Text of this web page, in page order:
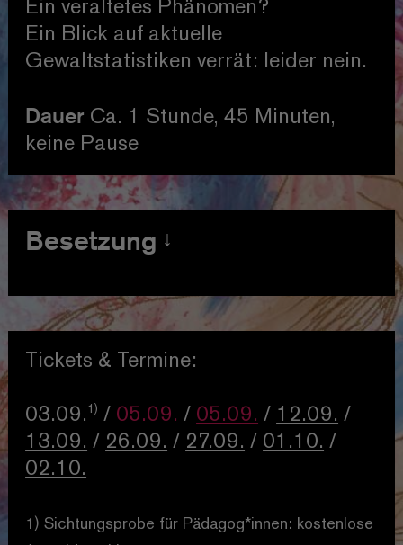
Ein veraltetes Phänomen?
Ein Blick auf aktuelle
Gewaltstatistiken verrät: leider nein.
Dauer Ca. 1 Stunde, 45 Minuten,
keine Pause
Besetzung
Emilia GalottiJulia-Mareen Korte
Odoardo Galotti Alexander Wilß
Hettore Gonzaga, Prinz von
GuastallaFelix Witzlau
Marinelli
Weisgerber
Tickets & Termine:
03.09. 1) / 05.09. / 05.09. / 12.09. /
13.09. / 26.09. / 27.09. / 01.10. /
02.10.
1) Sichtungsprobe für Pädagog*innen: kostenlose